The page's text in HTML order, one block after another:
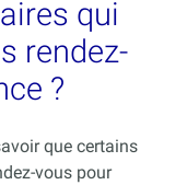
qui
rendez-
?
que certains
vous pour